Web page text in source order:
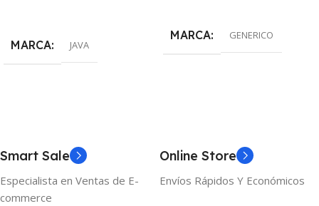
MARCA JAVA
MARCA GENERICO
Smart Sale
Especialista en Ventas de E-
commerce
Online Store
Envíos Rápidos Y Económicos